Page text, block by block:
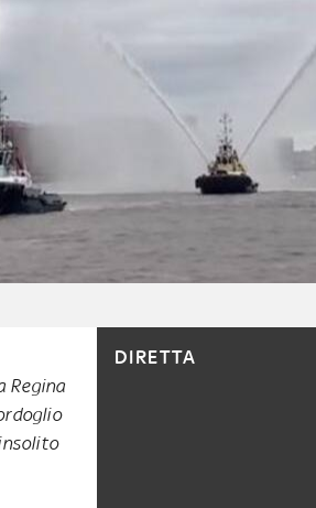
Regina
DIRETTA